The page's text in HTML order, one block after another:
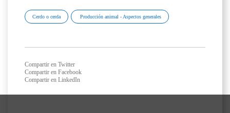
Cerdo o cerda Producción animal - Aspectos generales
Compartir en Twitter
Compartir en Facebook
Compartir en LinkedIn